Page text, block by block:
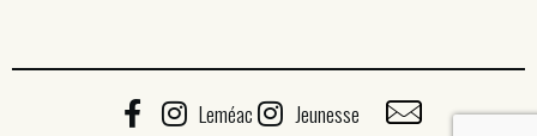
Leméac Jeunesse